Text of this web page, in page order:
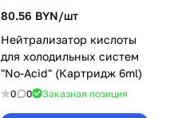
80.56 BYN/шт
Нейтрализатор кислоты
для холодильных систем
"No-Acid" (Картридж 6ml)
0 0 Заказная позиция